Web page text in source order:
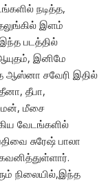
நடித்த,
இளம்
படத்தில்
இனிமே
ஆஸ்னா சவேரி இதில்
தீபா,
மீசை
வேடங்களில்
சுரேஷ் பாலா
நிலையில்,இந்த